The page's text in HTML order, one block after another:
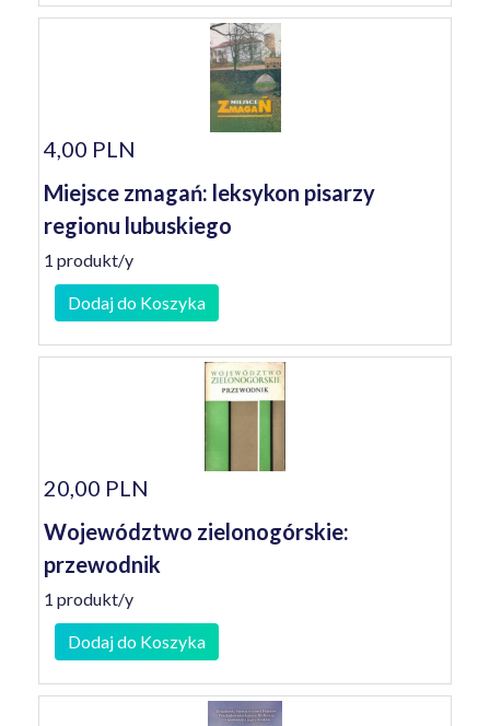
4,00 PLN
Miejsce zmagań: leksykon pisarzy
regionu lubuskiego
1 produkt/y
Dodaj do Koszyka
20,00 PLN
Województwo zielonogórskie:
przewodnik
1 produkt/y
Dodaj do Koszyka